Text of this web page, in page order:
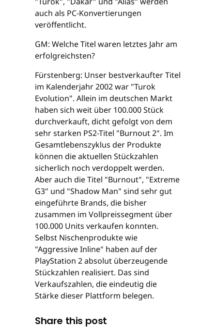
auch als PC-Konvertierungen
veröffentlicht.
GM: Welche Titel waren letztes Jahr am
erfolgreichsten?
Fürstenberg: Unser bestverkaufter Titel
im Kalenderjahr 2002 war "Turok
Evolution". Allein im deutschen Markt
haben sich weit über 100.000 Stück
durchverkauft, dicht gefolgt von dem
sehr starken PS2-Titel "Burnout 2". Im
Gesamtlebenszyklus der Produkte
können die aktuellen Stückzahlen
sicherlich noch verdoppelt werden.
Aber auch die Titel "Burnout", "Extreme
G3" und "Shadow Man" sind sehr gut
eingeführte Brands, die bisher
zusammen im Vollpreissegment über
100.000 Units verkaufen konnten.
Selbst Nischenprodukte wie
"Aggressive Inline" haben auf der
PlayStation 2 absolut überzeugende
Stückzahlen realisiert. Das sind
Verkaufszahlen, die eindeutig die
Stärke dieser Plattform belegen.
Share this post